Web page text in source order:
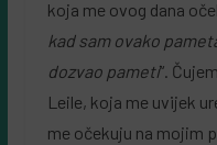
koja me ovog dana
kad sam ovako
dozvao pameti“.
Leile, koja me uvijek
me očekuju na mojim